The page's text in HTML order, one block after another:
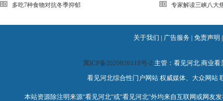
多吃7种食物对抗冬季抑郁
专家解读三峡八大
关于我们 | 广告服务 | 免责声明
冀ICP备2020026118号-2 主管：看见河北.商业
看见河北综合性门户网站 权威媒体、大众网站
本站资源除注明来源"看见河北"或"看见河北"外均来自互联网或网友